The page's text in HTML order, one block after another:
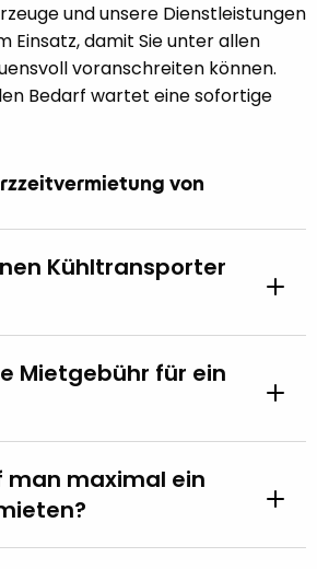
und unsere Dienstleistungen
Einsatz, damit Sie unter allen
voranschreiten können.
Bedarf wartet eine sofortige
von
Kühltransporter
Mietgebühr für ein
man maximal ein